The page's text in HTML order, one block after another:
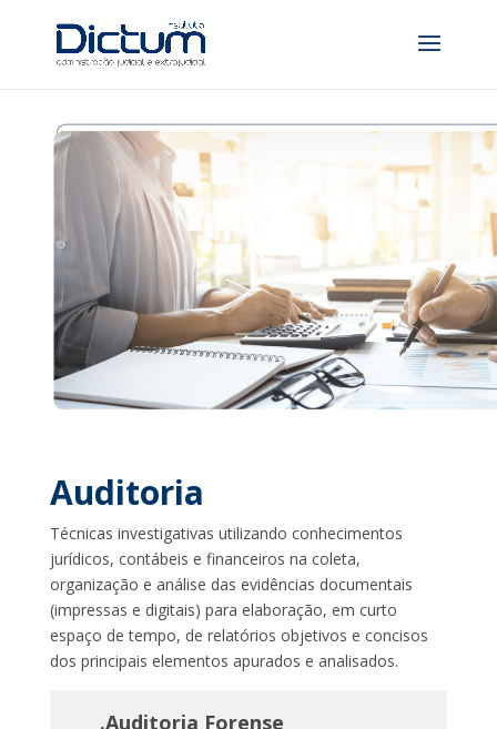
Auditoria
Técnicas investigativas utilizando conhecimentos
jurídicos, contábeis e financeiros na coleta,
organização e análise das evidências documentais
(impressas e digitais) para elaboração, em curto
espaço de tempo, de relatórios objetivos e concisos
dos principais elementos apurados e analisados.
.Auditoria Forense